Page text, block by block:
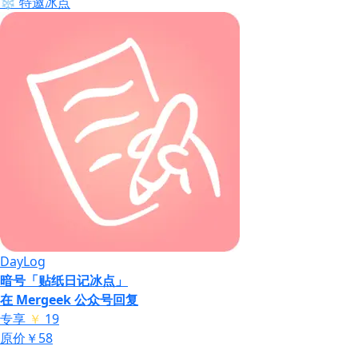
DayLog
暗号「贴纸日记冰点」
在 Mergeek 公众号回复
专享 ￥ 19
原价￥58